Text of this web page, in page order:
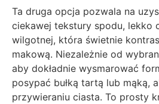
Ta druga opcja pozwala na
ciekawej tekstury spodu, lekko
wilgotnej, która świetnie
makową. Niezależnie od
aby dokładnie wysmarować
posypać bułką tartą lub mąką,
przywieraniu ciasta. To prosty